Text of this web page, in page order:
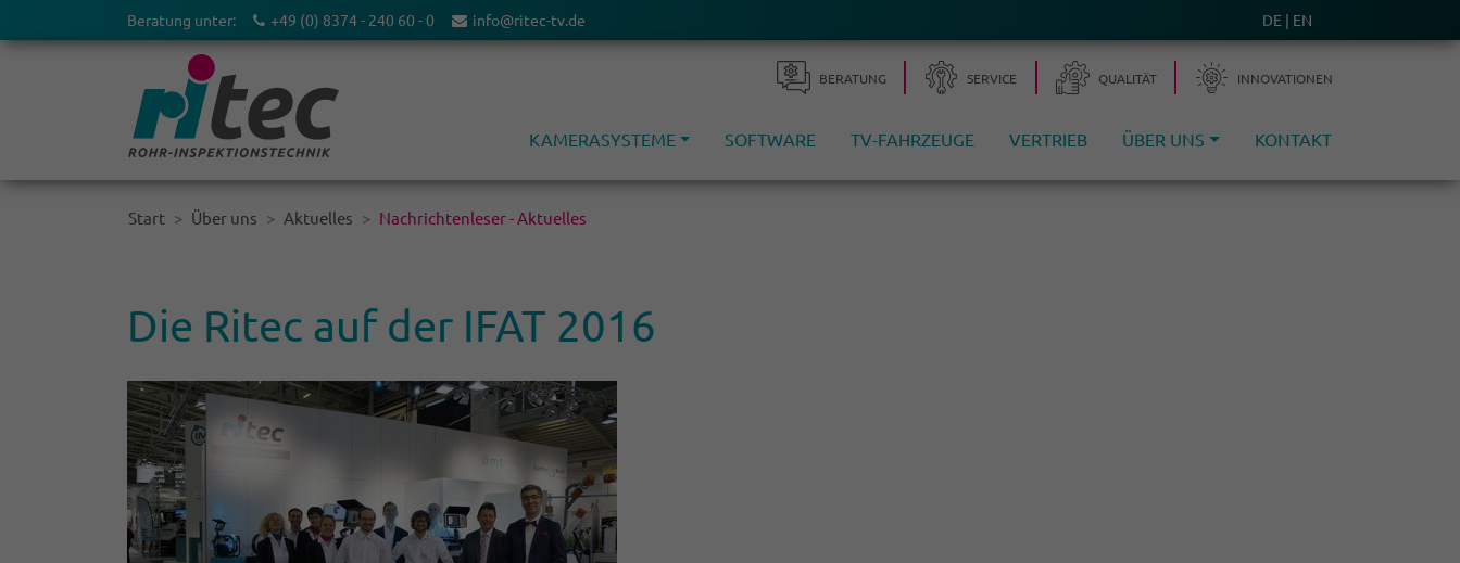
Beratung unter: +49 (0) 8374 - 240 60 - 0 info@ritec-tv.de DE EN
BERA­TUNG SERVICE QUALITÄT INNOVA­TIONEN
KAMERASYSTEME SOFTWARE TV-FAHRZEUGE VERTRIEB ÜBER UNS KONTAKT
Start Über uns Aktuelles Nachrichtenleser - Aktuelles
Die Ritec auf der IFAT 2016